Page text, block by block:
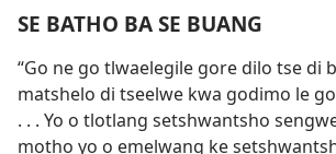
SE BATHO BA SE BUANG
“Go ne go tlwaelegile gore dilo tse di
matshelo di tseelwe kwa godimo le
. . . Yo o tlotlang setshwantsho
motho yo o emelwang ke